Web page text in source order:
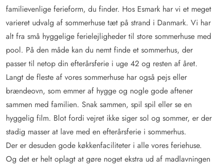
familievenlige ferieform, du finder. Hos Esmark har vi et meget
varieret udvalg af sommerhuse tæt på strand i Danmark. Vi har
alt fra små hyggelige ferielejligheder til store sommerhuse med
pool. På den måde kan du nemt finde et sommerhus, der
passer til netop din efterårsferie i uge 42 og resten af året.
Langt de fleste af vores sommerhuse har også pejs eller
brændeovn, som emmer af hygge og nogle gode aftener
sammen med familien. Snak sammen, spil spil eller se en
hyggelig film. Blot fordi vejret ikke siger sol og sommer, er der
stadig masser at lave med en efterårsferie i sommerhus.
Der er desuden gode køkkenfaciliteter i alle vores feriehuse.
Og det er helt oplagt at gøre noget ekstra ud af madlavningen